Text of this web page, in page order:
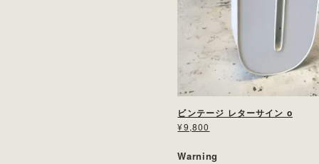
ビンテージ レターサイン o
¥9,800
Warning